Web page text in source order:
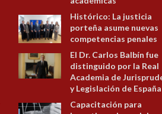
Histórico: La justicia
porteña asume nuevas
competencias penales
El Dr. Carlos Balbín fue
distinguido por la Real
Academia de
y Legislación de España
Capacitación para